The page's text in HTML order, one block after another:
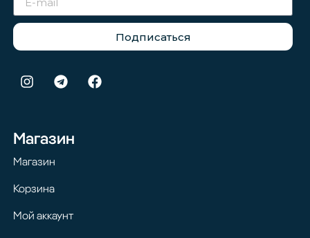
Подписаться
Магазин
Магазин
Корзина
Мой аккаунт